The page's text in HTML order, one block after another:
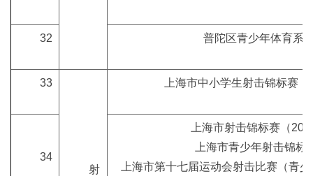
32 普陀区青少年体育系
33
射
上海市中小学生射击锦标赛
34
上海市射击锦标赛（
上海市青少年射击锦标
上海市第十七届运动会射击比赛（青